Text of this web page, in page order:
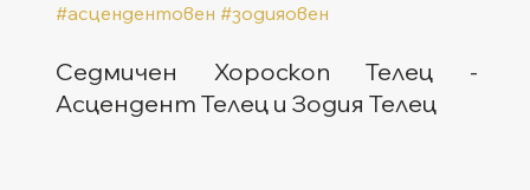
#асцендентовен #зодияовен
Седмичен Хороскоп Телец -
Асцендент Телец и Зодия Телец